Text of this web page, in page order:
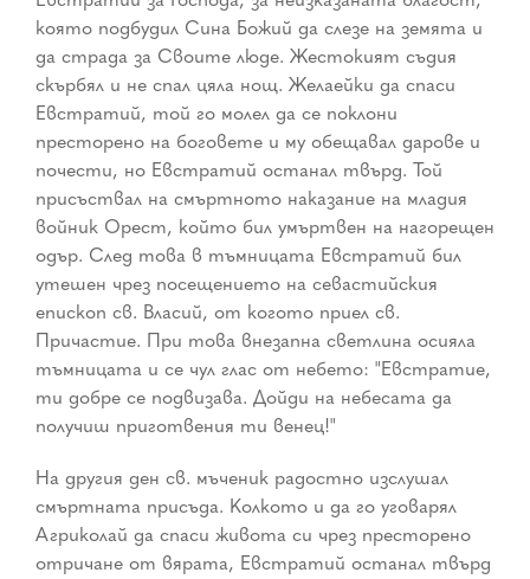
която подбудил Сина Божий да слезе на земята и
да страда за Своите люде. Жестокият съдия
скърбял и не спал цяла нощ. Желаейки да спаси
Евстратий, той го молел да се поклони
престорено на боговете и му обещавал дарове и
почести, но Евстратий останал твърд. Той
присъствал на смъртното наказание на младия
войник Орест, който бил умъртвен на нагорещен
одър. След това в тъмницата Евстратий бил
утешен чрез посещението на севастийския
епископ св. Власий, от когото приел св.
Причастие. При това внезапна светлина осияла
тъмницата и се чул глас от небето: "Евстратие,
ти добре се подвизава. Дойди на небесата да
получиш приготвения ти венец!"
На другия ден св. мъченик радостно изслушал
смъртната присъда. Колкото и да го уговарял
Агриколай да спаси живота си чрез престорено
отричане от вярата, Евстратий останал твърд